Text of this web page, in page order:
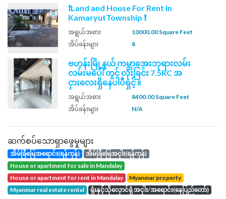
❗Land and House For Rent In
KamaryutTownship ❗
အရွယ်အစား
10000.00 Square Feet
အိပ်ခန်းများ
8
ဗဟန်းမြို့နယ် ကမ္ဘာ​အေးဘုရားလမ်း
လမ်းမပေါ် တွင် လုံးခြင်း 7.5RC အ
ငှားလေးရှိနေပါပီရှင့် ။
အရွယ်အစား
8400.00 Square Feet
အိပ်ခန်းများ
N/A
ဆက်စပ်သောရှာဖွေမှုများ
အိမ်ခြံမြေအရောင်း(ရန်ကုန်)
အိမ်ခြံမြေအငှါး(ရန်ကုန်)
house or apartment for sale in Mandalay
house or apartment for rent in Mandalay
Myanmar property
Myanmar real estate rental
ရုံးနှင့်သိုလှောင်ရုံ အငှါး/အရောင်း(နေပြည်တော်)